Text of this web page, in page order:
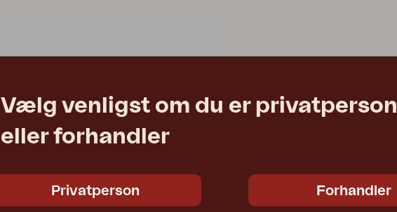
Vælg venligst om du er privatperson
eller forhandler
Privatperson Forhandler